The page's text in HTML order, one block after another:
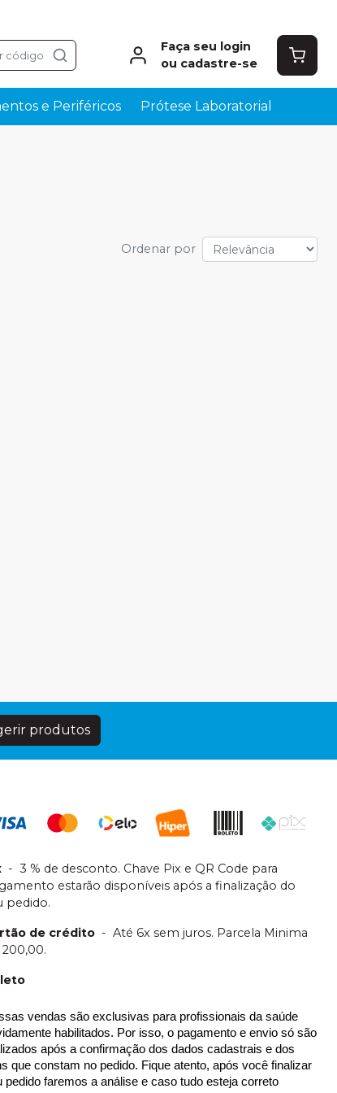
código
Faça seu login
ou cadastre-se
e Periféricos Prótese Laboratorial
Ordenar por
produtos
- 3 % de desconto. Chave Pix e QR Code para
estarão disponíveis após a finalização do
pedido.
de crédito - Até 6x sem juros. Parcela Minima
200,00.
vendas são exclusivas para profissionais da saúde
habilitados. Por isso, o pagamento e envio só são
após a confirmação dos dados cadastrais e dos
que constam no pedido. Fique atento, após você finalizar
pedido faremos a análise e caso tudo esteja correto